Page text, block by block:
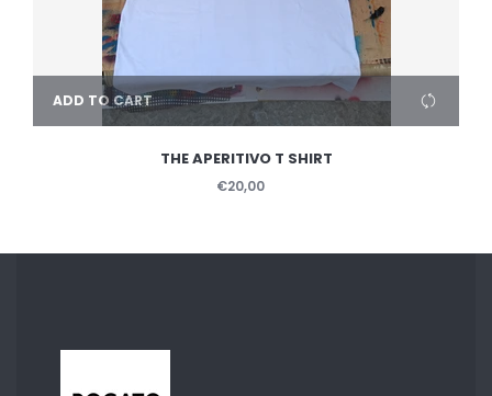
ADD TO CART
THE APERITIVO T SHIRT
€20,00